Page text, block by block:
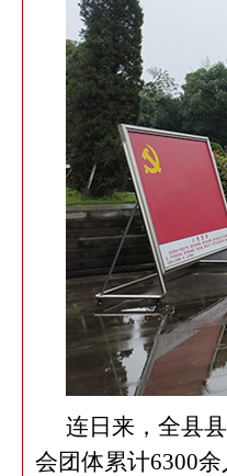
连日来，全县
会团体累计6300余